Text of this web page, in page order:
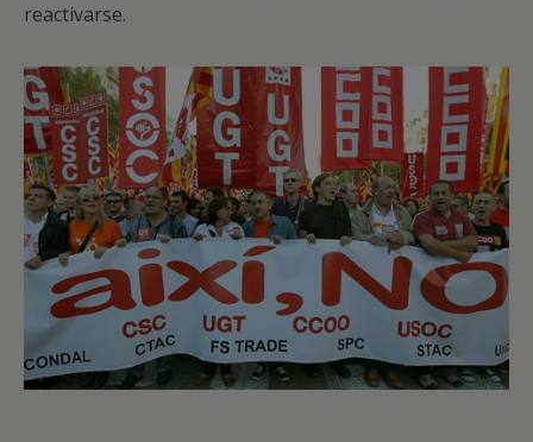
reactivarse.